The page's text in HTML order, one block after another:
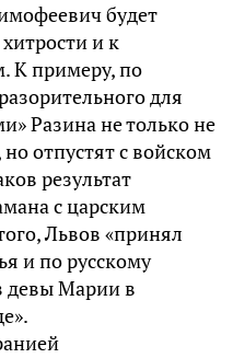
будет
и к
К примеру, по
для
Разина не только не
отпустят с войском
результат
с царским
Львов «принял
и по русскому
девы Марии в